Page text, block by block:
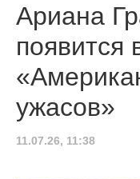
Ариана
появится
ужасов»
11.07.26, 11:38